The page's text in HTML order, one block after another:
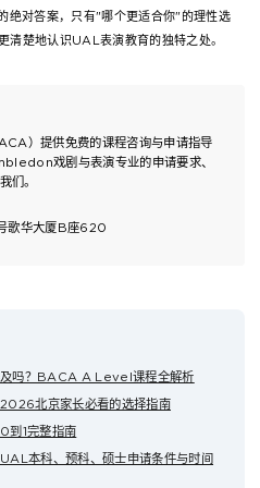
绝对答案，只有"哪个更适合你"的理性选
清楚地认识UAL表演教育的独特之处。
）提供免费的课程咨询与申请指导
戏剧与表演专业的申请要求、
们。
歌华大厦B座620
及吗？BACA A Level课程全解析
北京家长必看的选择指南
到1完整指南
本科、预科、硕士申请条件与时间